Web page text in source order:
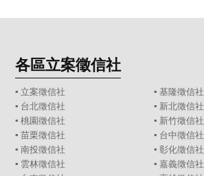
各區立案徵信社
▪ 立案徵信社 ▪ 基隆徵信社
▪ 台北徵信社 ▪ 新北徵信社
▪桃園徵信社 ▪ 新竹徵信社
▪苗栗徵信社 ▪ 台中徵信社
▪南投徵信社 ▪ 彰化徵信社
▪ 雲林徵信社 ▪ 嘉義徵信社